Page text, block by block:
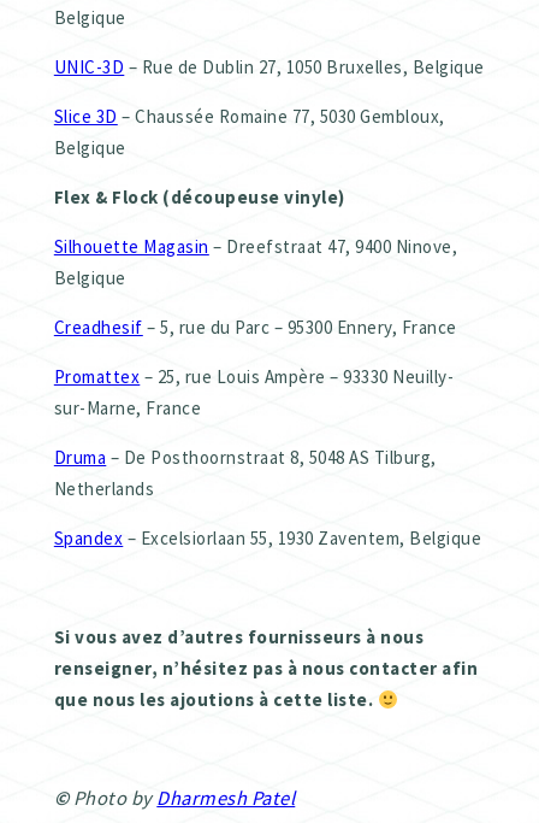
Belgique
UNIC-3D – Rue de Dublin 27, 1050 Bruxelles, Belgique
Slice 3D – Chaussée Romaine 77, 5030 Gembloux,
Belgique
Flex & Flock (découpeuse vinyle)
Silhouette Magasin – Dreefstraat 47, 9400 Ninove,
Belgique
Creadhesif – 5, rue du Parc – 95300 Ennery, France
Promattex – 25, rue Louis Ampère – 93330 Neuilly-
sur-Marne, France
Druma – De Posthoornstraat 8, 5048 AS Tilburg,
Netherlands
Spandex – Excelsiorlaan 55, 1930 Zaventem, Belgique
Si vous avez d’autres fournisseurs à nous
renseigner, n’hésitez pas à nous contacter afin
que nous les ajoutions à cette liste.
©Photo byDharmesh Patel